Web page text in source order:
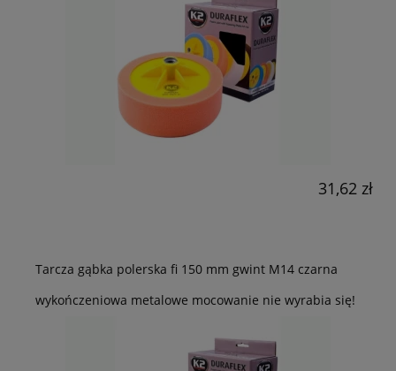
31,62 zł
Tarcza gąbka polerska fi 150 mm gwint M14 czarna
wykończeniowa metalowe mocowanie nie wyrabia się!